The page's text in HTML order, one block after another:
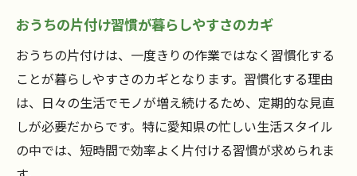
おうちの片付け習慣が暮らしやすさのカギ
おうちの片付けは、一度きりの作業ではなく習慣化する
ことが暮らしやすさのカギとなります。習慣化する理由
は、日々の生活でモノが増え続けるため、定期的な見直
しが必要だからです。特に愛知県の忙しい生活スタイル
の中では、短時間で効率よく片付ける習慣が求められま